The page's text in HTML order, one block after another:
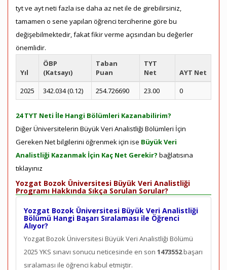
tyt ve ayt neti fazla ise daha az net ile de girebilirsiniz,
tamamen o sene yapılan öğrenci terciherine göre bu
değişebilmektedir, fakat fikir verme açısından bu değerler
önemlidir.
Yıl
ÖBP
(Katsayı)
Taban
Puan
TYT
Net
AYT Net
2025
342.034 (0.12) 254.726690 23.00 0
24 TYT Neti İle Hangi Bölümleri Kazanabilirim?
Diğer Üniversitelerin Büyük Veri Analistliği Bölümleri İçin
Gereken Net bilgilerini öğrenmek için ise Büyük Veri
Analistliği Kazanmak İçin Kaç Net Gerekir? bağlatısına
tıklayınız
Yozgat Bozok Üniversitesi Büyük Veri Analistliği
Programı Hakkında Sıkça Sorulan Sorular?
Yozgat Bozok Üniversitesi Büyük Veri Analistliği
Bölümü Hangi Başarı Sıralaması ile Öğrenci
Alıyor?
Yozgat Bozok Üniversitesi Büyük Veri Analistliği Bölümü
2025 YKS sınavı sonucu neticesinde en son 1473552başarı
sıralaması ile öğrenci kabul etmiştir.